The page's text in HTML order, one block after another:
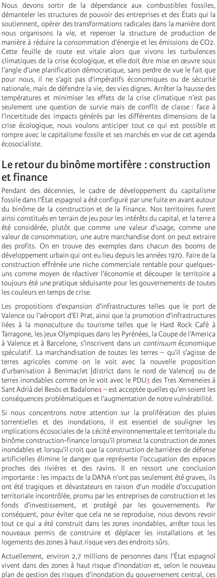
Nous devons sortir de la dépendance aux combustibles fossiles,
démanteler les structures de pouvoir des entreprises et des États qui la
soutiennent, opérer des transformations radicales dans la manière dont
nous organisons la vie, et repenser la structure de production de
manière à réduire la consommation d’énergie et les émissions de CO2.
Cette feuille de route est vitale alors que vivons les turbulences
climatiques de la crise écologique, et elle doit être mise en œuvre sous
l’angle d’une planification démocratique, sans perdre de vue le fait que
pour nous, il ne s’agit pas d’impératifs économiques ou de sécurité
nationale, mais de défendre la vie, des vies dignes. Arrêter la hausse des
températures et minimiser les effets de la crise climatique n’est pas
seulement une question de survie mais de conflit de classe : face à
l’incertitude des impacts générés par les différentes dimensions de la
crise écologique, nous voulons anticiper tout ce qui est possible et
rompre avec le capitalisme fossile et ses marchés en vue de cet agenda
écosocialiste.
Le retour du binôme mortifère : construction
et finance
Pendant des décennies, le cadre de développement du capitalisme
fossile dans l’État espagnol a été configuré par une fuite en avant autour
du binôme de la construction et de la finance. Nos territoires furent
ainsi constitués en terrain de jeu pour les intérêts du capital, et la terre a
été considérée, plutôt que comme une valeur d’usage, comme une
valeur de consommation, une autre marchandise dont on peut extraire
des profits. On en trouve des exemples dans chacun des booms de
développement urbain qui ont eu lieu depuis les années 1970. Faire de la
construction effrénée une niche commerciale rentable pour quelques-
uns comme moyen de réactiver l’économie et découper le territoire a
toujours été une pratique séduisante pour les gouvernements de toutes
les couleurs en temps de crise.
Les propositions d’expansion d’infrastructures telles que le port de
Valence ou l’aéroport d’El Prat, ainsi que la promotion d’infrastructures
liées à la monoculture du tourisme telles que le Hard Rock Cafè à
Tarragone, les jeux Olympiques dans les Pyrénées, la Coupe de l’America
à Valence et à Barcelone, s’inscrivent dans un continuuméconomique
spéculatif. La marchandisation de toutes les terres – qu’il s’agisse de
terres agricoles comme on le voit avec la nouvelle proposition
d’urbanisation à Benimaclet [district dans le nord de Valence] ou de
terres inondables comme on le voit avec le PDU3 des Tres Xemeneies à
Sant Adrià del Besòs et Badalone4– est acceptée quelles qu’en soient les
conséquences problématiques et l’augmentation de notre vulnérabilité.
Si nous concentrons notre attention sur la prolifération des pluies
torrentielles et des inondations, il est essentiel de souligner les
implications écosociales de la cécité environnementale et territoriale du
binôme construction-finance lorsqu’il promeut la construction de zones
inondables et lorsqu’il croit que la construction de barrières de défense
artificielles élimine le danger que représente l’occupation des espaces
proches des rivières et des ravins. Il en ressort une conclusion
importante : les impacts de la DANA n’ont pas seulement été graves, ils
ont été tragiques et dévastateurs en raison d’un modèle d’occupation
territoriale incontrôlée, promu par les entreprises de construction et les
fonds d’investissement, et protégé par les gouvernements. Par
conséquent, pour éviter que cela ne se reproduise, nous devons revoir
tout ce qui a été construit dans les zones inondables, arrêter tous les
nouveaux permis de construire et déplacer les installations et les
logements des zones à haut risque vers des endroits sûrs.
Actuellement, environ 2,7 millions de personnes dans l’État espagnol
vivent dans des zones à haut risque d’inondation et, selon le nouveau
plan de gestion des risques d’inondation du gouvernement central, ces